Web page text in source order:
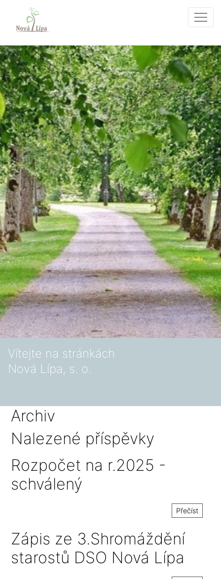
Vítejte na stránkách
Nová Lípa, s. o.
Archiv
Nalezené příspěvky
Rozpočet na r.2025 -
schválený
Přečíst
Zápis ze 3.Shromáždění
starostů DSO Nová Lípa